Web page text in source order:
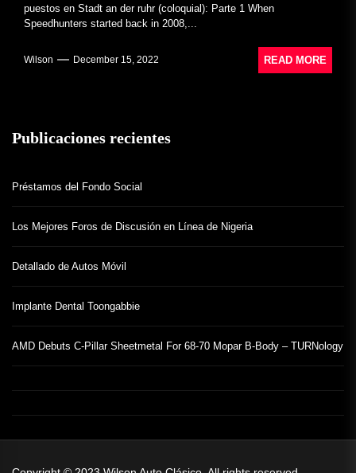
puestos en Stadt an der ruhr (coloquial): Parte 1 When
Speedhunters started back in 2008,...
Wilson December 15, 2022 READ MORE
Publicaciones recientes
Préstamos del Fondo Social
Los Mejores Foros de Discusión en Línea de Nigeria
Detallado de Autos Móvil
Implante Dental Toongabbie
AMD Debuts C-Pillar Sheetmetal For 68-70 Mopar B-Body – TURNology